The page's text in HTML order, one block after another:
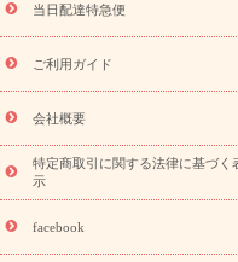
フト
お盆・お供え プリザ
レゼント特集
夏の花贈り
敬老の日におくる花ギフ
花ギフト・プレゼント特集
老の日 花鉢植えのギフト・
フト・プレゼント特集
敬
ペーン
「きょう誕生日な
探す
誕生日フラワーギフ
日フラワーギフト商品一覧
誕生花(トルコキキョウ)
9
当日配達特急便
ご利用ガイド
会社概要
特定商取引に関する法律に基づく
示
facebook